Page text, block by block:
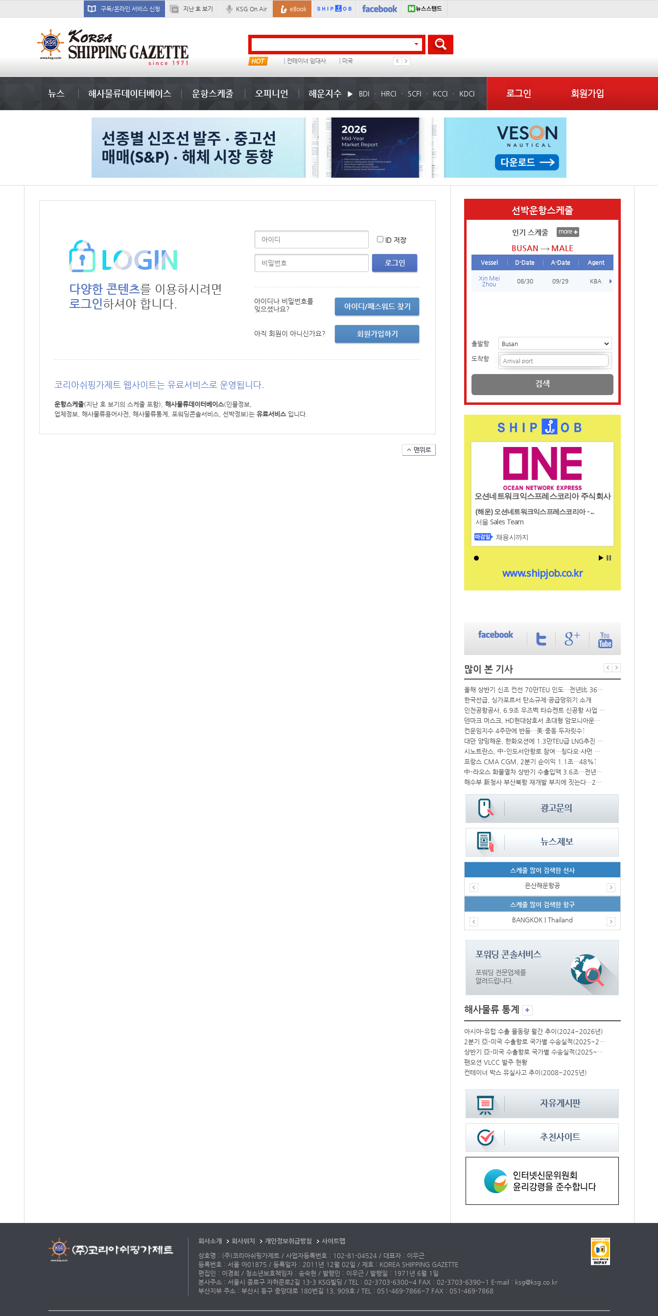
구독/온라인 서비스 신청 지난 호 보기 KSG On Air eBook
경상이익 부산신항 컨테이너 임대사 미국 �
뉴스 해사물류데이터베이스 운항스케줄 오피니언 해운지수 BDI HRCI SCFI KCCI KDCI 로그인 회원가입
다양한 콘텐츠를 이용하시려면
로그인하셔야 합니다.
로그인
ID 저장
아이디/패스워드 찾기
아이디나 비밀번호를
잊으셨나요?
회원가입하기
아직 회원이 아니신가요?
코리아쉬핑가제트 웹사이트는 유료서비스로 운영됩니다.
운항스케줄(지난 호 보기의 스케줄 포함), 해사물류데이터베이스(인물정보,
업체정보, 해사물류용어사전, 해사물류통계, 포워딩콘솔서비스, 선박정보)는 유료서비스입니다.
선박운항스케줄
인기 스케줄
BUSAN MALE
Vessel D-Date A-Date Agent
Xin Mei
Zhou
08/30 09/29 KBA
출발항
도착항
검색
많이 본 기사
올해 상반기 신조 컨선 70만TEU 인도…전년比 36% 감소
한국선급, 싱가포르서 탄소규제·공급망위기 소개
인천공항공사, 6.9조 우즈벡 타슈켄트 신공항 사업 참여
덴마크 머스크, HD현대삼호서 초대형 암모니아운반선 인도받아
컨운임지수 4주만에 반등…美·중동 두자릿수↑
대만 양밍해운, 한화오션에 1.3만TEU급 LNG추진 컨선 6척 발주
시노트란스, 中-인도서안항로 참여…칭다오·샤먼 직항
프랑스 CMA CGM, 2분기 순이익 1.1조…48%↑
中-라오스 화물열차 상반기 수출입액 3.6조…전년比 34%↑
해수부 新청사 부산북항 재개발 부지에 짓는다…2030년 완공
스케줄 많이 검색한 선사
은산해운항공
스케줄 많이 검색한 항구
BANGKOK | Thailand
해사물류 통계
아시아-유럽 수출 물동량 월간 추이(2024~2026년)
2분기 亞-미국 수출항로 국가별 수송실적(2025~2026년)
상반기 亞-미국 수출항로 국가별 수송실적(2025~2026년)
팬오션 VLCC 발주 현황
컨테이너 박스 유실사고 추이(2008~2025년)
회사소개 회사위치 개인정보취급방침
사이트맵
상호명 : (주)코리아쉬핑가제트 / 사업자등록번호 : 102-81-04524 / 대표자 : 이우근
등록번호 : 서울 아01875 / 등록일자 : 2011년 12월 02일 / 제호 : KOREA SHIPPING GAZETTE
편집인 : 이경희 / 청소년보호책임자 : 송숙현 / 발행인 : 이우근 / 발행일 : 1971년 6월 1일
본사주소 : 서울시 종로구 자하문로2길 13-3 KSG빌딩 / TEL : 02-3703-6300~4 FAX : 02-3703-6390~1 E-mail : ksg@ksg.co.kr
부산지부 주소 : 부산시 동구 중앙대로 180번길 13, 909호 / TEL : 051-469-7866~7 FAX : 051-469-7868